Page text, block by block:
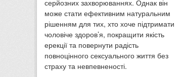
серйозних захворюваннях. Однак він
може стати ефективним натуральним
рішенням для тих, хто хоче підтримати
чоловіче здоров’я, покращити якість
ерекції та повернути радість
повноцінного сексуального життя без
страху та невпевненості.